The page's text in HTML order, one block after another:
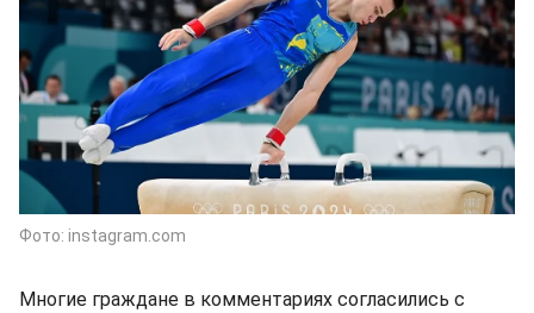
Фото: instagram.com
Многие граждане в комментариях согласились с